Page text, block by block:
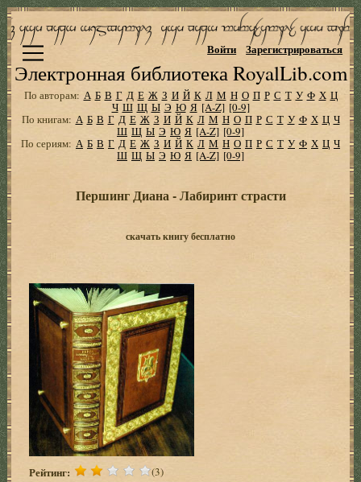
Электронная библиотека RoyalLib.com
Войти Зарегистрироваться
По авторам: А Б В Г Д Е Ж З И Й К Л М Н О П Р С Т У Ф Х Ц
Ч Ш Щ Ы Э Ю Я [A-Z] [0-9]
По книгам: А Б В Г Д Е Ж З И Й К Л М Н О П Р С Т У Ф Х Ц Ч
Ш Щ Ы Э Ю Я [A-Z] [0-9]
По сериям: А Б В Г Д Е Ж З И Й К Л М Н О П Р С Т У Ф Х Ц Ч
Ш Щ Ы Э Ю Я [A-Z] [0-9]
Першинг Диана - Лабиринт страсти
скачать книгу бесплатно
Рейтинг: (3)